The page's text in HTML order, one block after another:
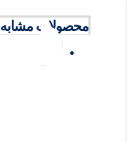
محصولات مشابه